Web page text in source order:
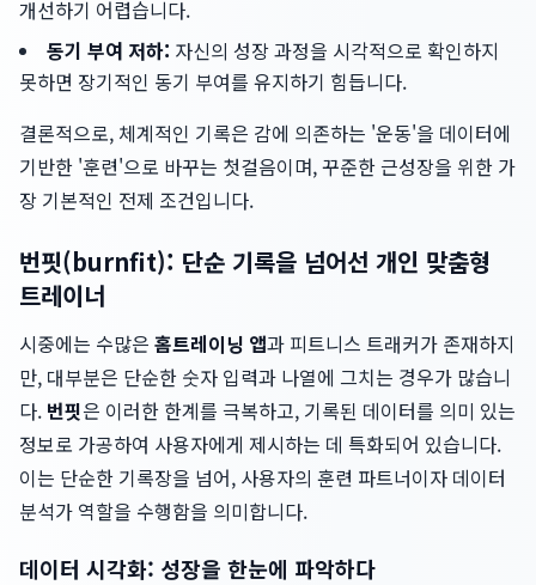
개선하기 어렵습니다.
동기 부여 저하: 자신의 성장 과정을 시각적으로 확인하지
못하면 장기적인 동기 부여를 유지하기 힘듭니다.
결론적으로, 체계적인 기록은 감에 의존하는 '운동'을 데이터에
기반한 '훈련'으로 바꾸는 첫걸음이며, 꾸준한 근성장을 위한 가
장 기본적인 전제 조건입니다.
번핏(burnfit): 단순 기록을 넘어선 개인 맞춤형
트레이너
시중에는 수많은 홈트레이닝 앱과 피트니스 트래커가 존재하지
만, 대부분은 단순한 숫자 입력과 나열에 그치는 경우가 많습니
다. 번핏은 이러한 한계를 극복하고, 기록된 데이터를 의미 있는
정보로 가공하여 사용자에게 제시하는 데 특화되어 있습니다.
이는 단순한 기록장을 넘어, 사용자의 훈련 파트너이자 데이터
분석가 역할을 수행함을 의미합니다.
데이터 시각화: 성장을 한눈에 파악하다